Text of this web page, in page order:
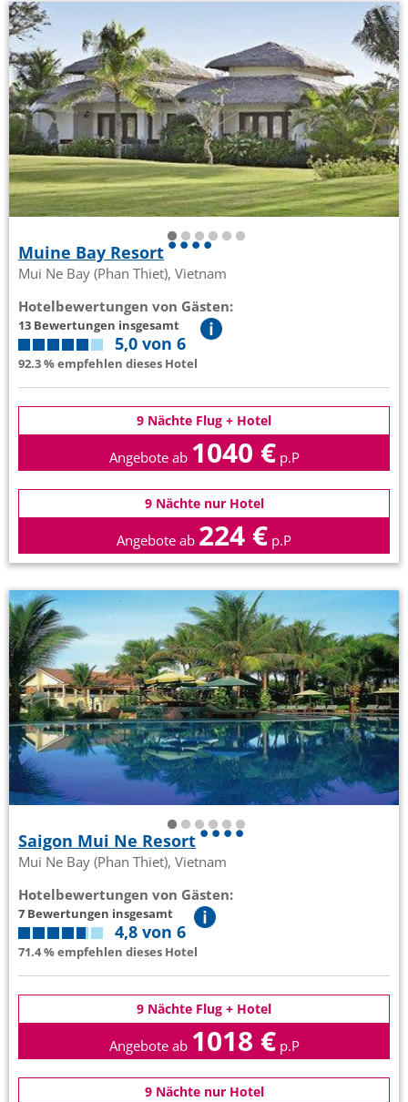
Muine Bay Resort
Mui Ne Bay (Phan Thiet), Vietnam
Hotelbewertungen von Gästen:
13 Bewertungen insgesamt
5,0 von 6
92.3 % empfehlen dieses Hotel
9 Nächte Flug + Hotel
Angebote ab 1040 € p.P
9 Nächte nur Hotel
Angebote ab 224 € p.P
Saigon Mui Ne Resort
Mui Ne Bay (Phan Thiet), Vietnam
Hotelbewertungen von Gästen:
7 Bewertungen insgesamt
4,8 von 6
71.4 % empfehlen dieses Hotel
9 Nächte Flug + Hotel
Angebote ab 1018 € p.P
9 Nächte nur Hotel